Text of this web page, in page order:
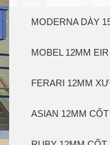
MODERNA DÀY
MOBEL 12MM
FERARI 12MM
ASIAN 12MM